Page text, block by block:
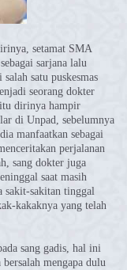
setamat SMA
sarjana lalu
satu puskesmas
seorang dokter
dirinya hampir
di Unpad, sebelumnya
manfaatkan sebagai
perjalanan
sang dokter juga
saat masih
sakit-sakitan tinggal
kakaknya yang telah
sang gadis, hal ini
mengapa dulu